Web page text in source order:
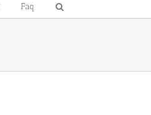
Faq